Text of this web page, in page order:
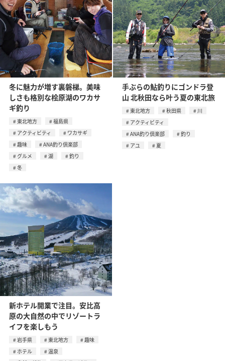
冬に魅力が増す裏磐梯。美味
しさも格別な桧原湖のワカサ
ギ釣り
東北地方
福島県
アクティビティ
ワカサギ
趣味
ANA釣り倶楽部
グルメ
湖
釣り
冬
手ぶらの鮎釣りにゴンドラ登
山 北秋田なら叶う夏の東北旅
東北地方 秋田県
川
アクティビティ
ANA釣り倶楽部
釣り
アユ
夏
新ホテル開業で注目。安比高
原の大自然の中でリゾートラ
イフを楽しもう
岩手県 東北地方
趣味
ホテル
温泉